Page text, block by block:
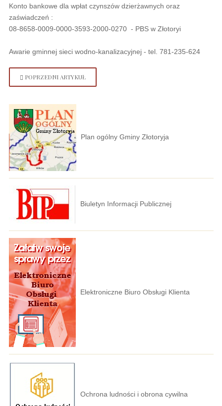
Konto bankowe dla wpłat czynszów dzierżawnych oraz
zaświadczeń :
08-8658-0009-0000-3593-2000-0270 - PBS w Złotoryi
Awarie gminnej sieci wodno-kanalizacyjnej - tel. 781-235-624
POPRZEDNI ARTYKUŁ
Plan ogólny Gminy Złotoryja
Biuletyn Informacji Publicznej
Elektroniczne Biuro Obsługi Klienta
Ochrona ludności i obrona cywilna